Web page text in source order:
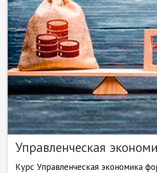
Управленческая
Курс Управленческая экономика